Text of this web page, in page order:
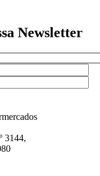
Newsletter
3144,